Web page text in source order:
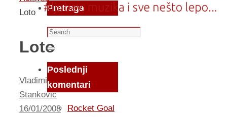
Loto
Loto
Vladimir
Stankovic
16/01/2008
Pretraga
Search
for:
Search
Poslednji
komentari
Rocket Goal